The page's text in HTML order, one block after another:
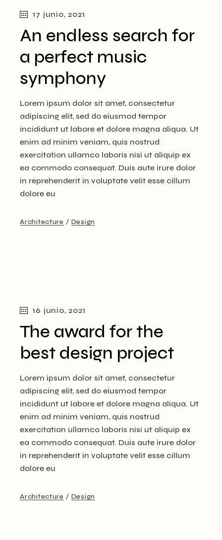
17 junio, 2021
An endless search for
a perfect music
symphony
Lorem ipsum dolor sit amet, consectetur
adipiscing elit, sed do eiusmod tempor
incididunt ut labore et dolore magna aliqua. Ut
enim ad minim veniam, quis nostrud
exercitation ullamco laboris nisi ut aliquip ex
ea commodo consequat. Duis aute irure dolor
in reprehenderit in voluptate velit esse cillum
dolore eu
Architecture Design
16 junio, 2021
The award for the
best design project
Lorem ipsum dolor sit amet, consectetur
adipiscing elit, sed do eiusmod tempor
incididunt ut labore et dolore magna aliqua. Ut
enim ad minim veniam, quis nostrud
exercitation ullamco laboris nisi ut aliquip ex
ea commodo consequat. Duis aute irure dolor
in reprehenderit in voluptate velit esse cillum
dolore eu
Architecture Design